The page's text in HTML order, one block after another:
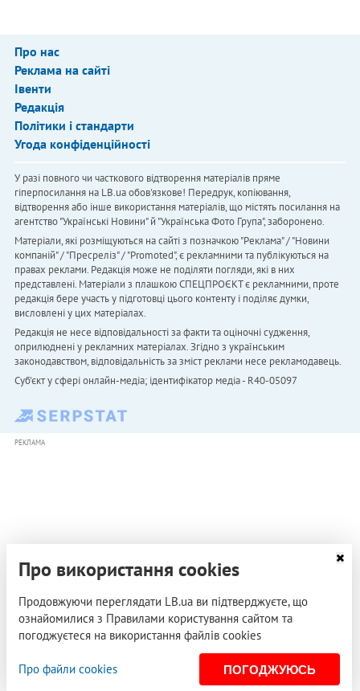
Про нас
Реклама на сайті
Івенти
Редакція
Політики і стандарти
Угода конфіденційності
У разі повного чи часткового відтворення матеріалів пряме
гіперпосилання на LB.ua обов'язкове! Передрук, копіювання,
відтворення або інше використання матеріалів, що містять посилання на
агентство "Українськi Новини" й "Українська Фото Група", заборонено.
Матеріали, які розміщуються на сайті з позначкою "Реклама" / "Новини
компаній" / "Пресреліз" / "Promoted", є рекламними та публікуються на
правах реклами. Редакція може не поділяти погляди, які в них
представлені. Матеріали з плашкою СПЕЦПРОЄКТ є рекламними, проте
редакція бере участь у підготовці цього контенту і поділяє думки,
висловлені у цих матеріалах.
Редакція не несе відповідальності за факти та оціночні судження,
оприлюднені у рекламних матеріалах. Згідно з українським
законодавством, відповідальність за зміст реклами несе рекламодавець.
Cуб'єкт у сфері онлайн-медіа; ідентифікатор медіа - R40-05097
РЕКЛАМА
Про використання cookies
Продовжуючи переглядати LB.ua ви підтверджуєте, що
ознайомилися з Правилами користування сайтом та
погоджуєтеся на використання файлів cookies
Про файли cookies ПОГОДЖУЮСЬ